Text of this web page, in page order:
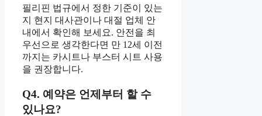
필리핀 법규에서 정한 기준이 있는
지 현지 대사관이나 대절 업체 안
내에서 확인해 보세요. 안전을 최
우선으로 생각한다면 만 12세 이전
까지는 카시트나 부스터 시트 사용
을 권장합니다.
Q4. 예약은 언제부터 할 수
있나요?